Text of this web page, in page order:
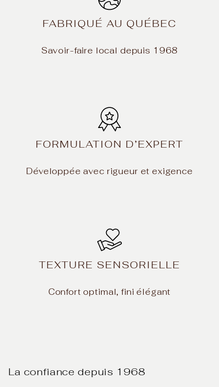
FABRIQUÉ AU QUÉBEC
Savoir-faire local depuis 1968
FORMULATION D’EXPERT
Développée avec rigueur et exigence
TEXTURE SENSORIELLE
Confort optimal, fini élégant
La confiance depuis 1968